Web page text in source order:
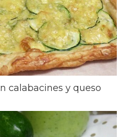
calabacines y queso